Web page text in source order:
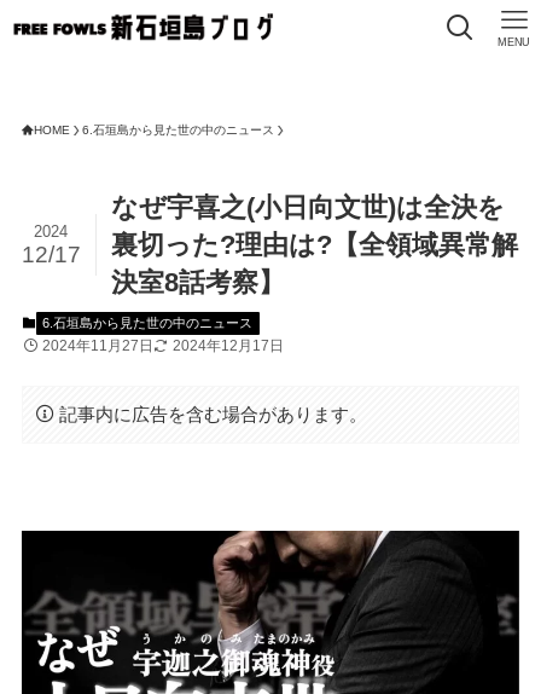
MENU
HOME 6.石垣島から見た世の中のニュース
なぜ宇喜之(小日向文世)は全決を
裏切った?理由は?【全領域異常解
決室8話考察】
2024
12/17
6.石垣島から見た世の中のニュース
2024年11月27日 2024年12月17日
記事内に広告を含む場合があります。